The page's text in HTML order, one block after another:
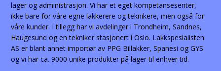
lager og administrasjon. Vi har et eget kompetansesenter,
ikke bare for våre egne lakkerere og teknikere, men også for
våre kunder. I tillegg har vi avdelinger i Trondheim, Sandnes,
Haugesund og en tekniker stasjonert i Oslo. Lakkspesialisten
AS er blant annet importør av PPG Billakker, Spanesi og GYS
og vi har ca. 9000 unike produkter på lager til enhver tid.